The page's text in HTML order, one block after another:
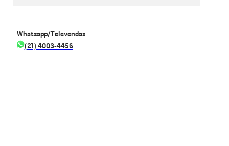
Whatsapp/Televendas
(21) 4003-4456